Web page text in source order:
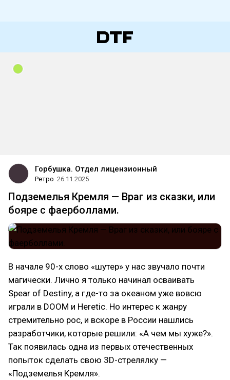
Горбушка. Отдел лицензионный
Ретро 26.11.2025
Подземелья Кремля — Враг из сказки, или
бояре с фаерболлами.
В начале 90-х слово «шутер» у нас звучало почти
магически. Лично я только начинал осваивать
Spear of Destiny, а где-то за океаном уже вовсю
играли в DOOM и Heretic. Но интерес к жанру
стремительно рос, и вскоре в России нашлись
разработчики, которые решили: «А чем мы хуже?».
Так появилась одна из первых отечественных
попыток сделать свою 3D-стрелялку —
«Подземелья Кремля».